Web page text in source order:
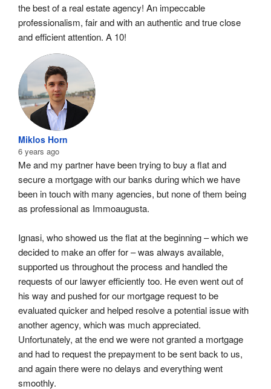
the best of a real estate agency! An impeccable
professionalism, fair and with an authentic and true close
and efficient attention. A 10!
Miklos Horn
6 years ago
Me and my partner have been trying to buy a flat and
secure a mortgage with our banks during which we have
been in touch with many agencies, but none of them being
as professional as Immoaugusta.
Ignasi, who showed us the flat at the beginning – which we
decided to make an offer for – was always available,
supported us throughout the process and handled the
requests of our lawyer efficiently too. He even went out of
his way and pushed for our mortgage request to be
evaluated quicker and helped resolve a potential issue with
another agency, which was much appreciated.
Unfortunately, at the end we were not granted a mortgage
and had to request the prepayment to be sent back to us,
and again there were no delays and everything went
smoothly.